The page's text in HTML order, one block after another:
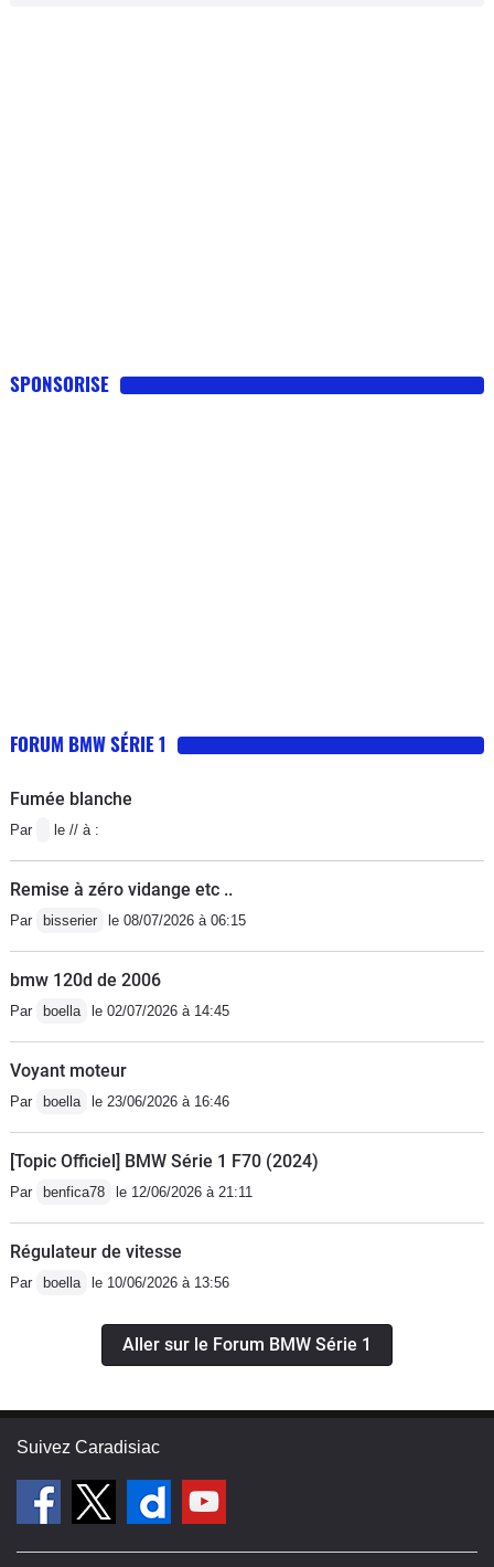
SPONSORISE
FORUM BMW SÉRIE 1
Fumée blanche
Par le // à :
Remise à zéro vidange etc ..
Par bisserier le 08/07/2026 à 06:15
bmw 120d de 2006
Par boella le 02/07/2026 à 14:45
Voyant moteur
Par boella le 23/06/2026 à 16:46
[Topic Officiel] BMW Série 1 F70 (2024)
Par benfica78 le 12/06/2026 à 21:11
Régulateur de vitesse
Par boella le 10/06/2026 à 13:56
Aller sur le Forum BMW Série 1
Suivez Caradisiac